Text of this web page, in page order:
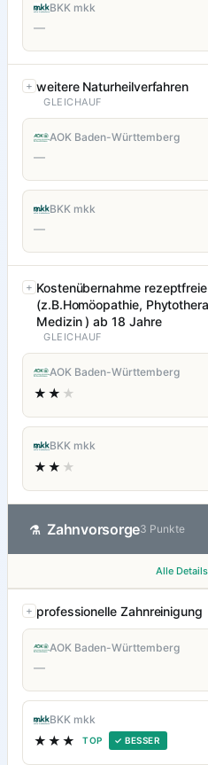
BKK mkk
—
weitere Naturheilverfahren
GLEICHAUF
AOK Baden-Württemberg
—
BKK mkk
—
Kostenübernahme
(z.B.Homöopathie,
Medizin ) ab 18 Jahre
GLEICHAUF
AOK Baden-Württemberg
★★ ★
BKK mkk
★★ ★
⚗ Zahnvorsorge3 Punkte
Alle
professionelle Zahnreinigung
AOK Baden-Württemberg
—
BKK mkk
★★★ TOP ✓ BESSER